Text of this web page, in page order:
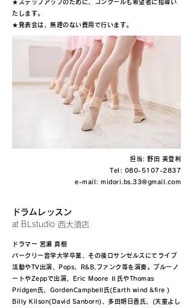
★ステップアップのために、コンクールも希望者に指導い
たします。
​★発表会は、無理のない費用で行います。
担当: 野田 美登利
Tel: 080-5107-2837
e-mail: midori.bs.33@gmail.com
ドラムレッスン
at BLstudio 西大須店
ドラマー 宮瀬 真樹
バークリー音学大学卒業、その後ロサンゼルスにてライブ
活動やTV出演、Pops、R&B,ファンク等を演奏。ブルーノ
ートやZeppで出演、Eric Moore Ⅱ氏やThomas
Pridgen氏、GordenCampbell氏(Earth wind &fire )
Billy Kilson(David Sanborn)、多田明日香氏、(天童よし